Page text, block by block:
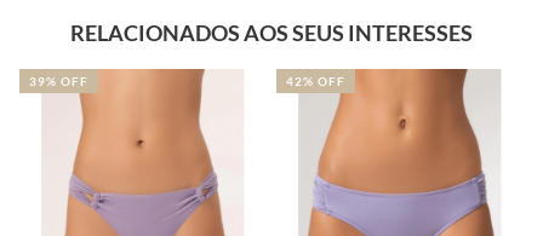
RELACIONADOS AOS SEUS INTERESSES
39% OFF 42% OFF